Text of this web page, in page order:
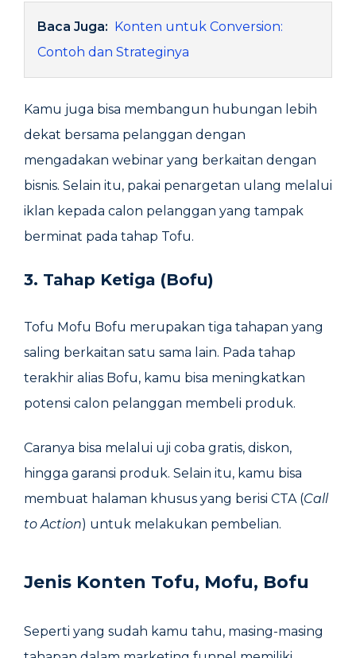
Baca Juga: Konten untuk Conversion:
Contoh dan Strateginya
Kamu juga bisa membangun hubungan lebih
dekat bersama pelanggan dengan
mengadakan webinar yang berkaitan dengan
bisnis. Selain itu, pakai penargetan ulang melalui
iklan kepada calon pelanggan yang tampak
berminat pada tahap Tofu.
3. Tahap Ketiga (Bofu)
Tofu Mofu Bofu merupakan tiga tahapan yang
saling berkaitan satu sama lain. Pada tahap
terakhir alias Bofu, kamu bisa meningkatkan
potensi calon pelanggan membeli produk.
Caranya bisa melalui uji coba gratis, diskon,
hingga garansi produk. Selain itu, kamu bisa
membuat halaman khusus yang berisi CTA (Call
to Action) untuk melakukan pembelian.
Jenis Konten Tofu, Mofu, Bofu
Seperti yang sudah kamu tahu, masing-masing